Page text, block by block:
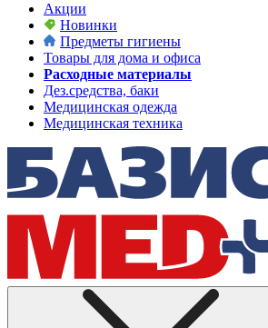
Акции
Новинки
Предметы гигиены
Товары для дома и офиса
Расходные материалы
Дез.средства, баки
Медицинская одежда
Медицинская техника